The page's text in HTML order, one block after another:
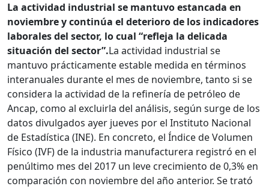
La actividad industrial se mantuvo estancada en
noviembre y continúa el deterioro de los indicadores
laborales del sector, lo cual “refleja la delicada
situación del sector”.La actividad industrial se
mantuvo prácticamente estable medida en términos
interanuales durante el mes de noviembre, tanto si se
considera la actividad de la refinería de petróleo de
Ancap, como al excluirla del análisis, según surge de los
datos divulgados ayer jueves por el Instituto Nacional
de Estadística (INE). En concreto, el Índice de Volumen
Físico (IVF) de la industria manufacturera registró en el
penúltimo mes del 2017 un leve crecimiento de 0,3% en
comparación con noviembre del año anterior. Se trató